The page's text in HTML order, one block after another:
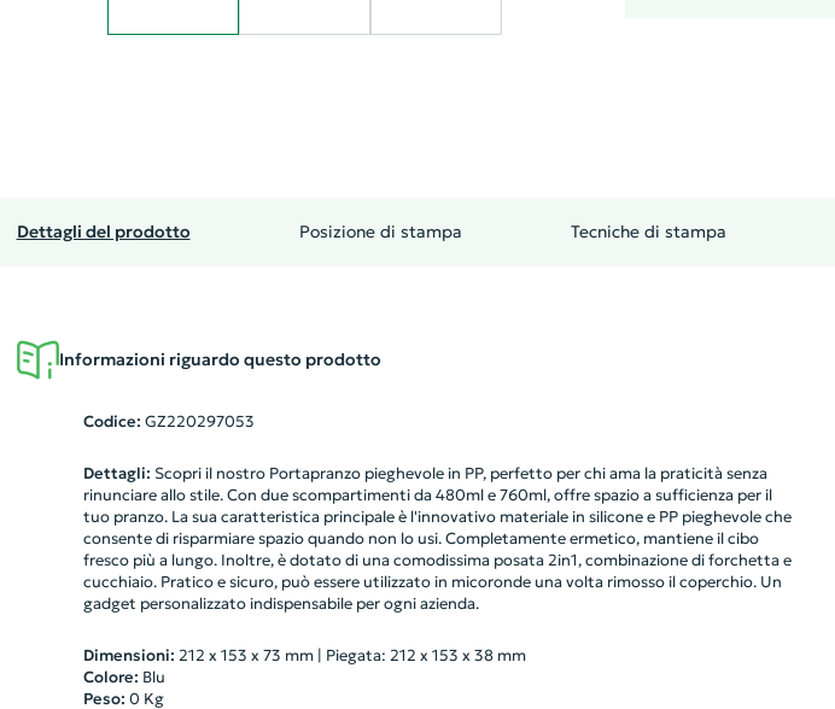
Dettagli del prodotto Posizione di stampa Tecniche di stampa
Informazioni riguardo questo prodotto
Codice: GZ220297053
Dettagli: Scopri il nostro Portapranzo pieghevole in PP, perfetto per chi ama la praticità senza
rinunciare allo stile. Con due scompartimenti da 480ml e 760ml, offre spazio a sufficienza per il
tuo pranzo. La sua caratteristica principale è l'innovativo materiale in silicone e PP pieghevole che
consente di risparmiare spazio quando non lo usi. Completamente ermetico, mantiene il cibo
fresco più a lungo. Inoltre, è dotato di una comodissima posata 2in1, combinazione di forchetta e
cucchiaio. Pratico e sicuro, può essere utilizzato in micoronde una volta rimosso il coperchio. Un
gadget personalizzato indispensabile per ogni azienda.
Dimensioni: 212 x 153 x 73 mm | Piegata: 212 x 153 x 38 mm
Colore: Blu
Peso: 0 Kg